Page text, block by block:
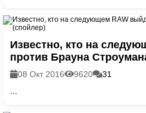
Известно, кто на
против Брауна
08 Окт 2016 9620 31
...